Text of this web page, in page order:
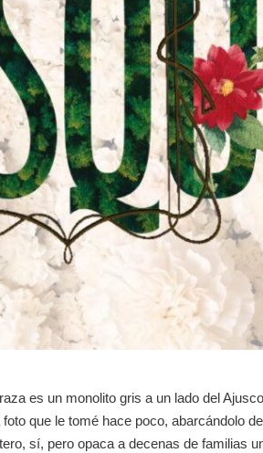
es un monolito gris a un lado del
que le tomé hace poco, abarcándolo
sí, pero opaca a decenas de familias